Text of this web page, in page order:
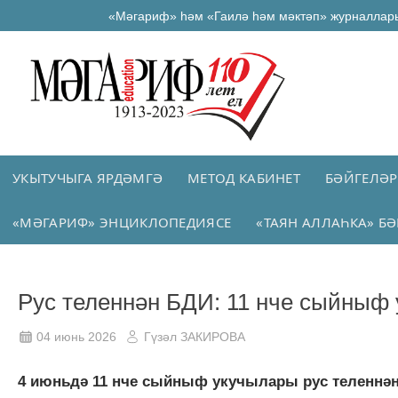
«Мәгариф» һәм «Гаилә һәм мәктәп»
УКЫТУЧЫГА ЯРДӘМГӘ МЕТОД КАБИНЕТ БӘЙГЕЛӘР
«МӘГАРИФ» ЭНЦИКЛОПЕДИЯСЕ «ТАЯН АЛЛАҺКА»
Рус теленнән БДИ: 11 нче сыйныф
04 июнь 2026 Гүзәл ЗАКИРОВА
4 июньдә 11 нче сыйныф укучылары рус